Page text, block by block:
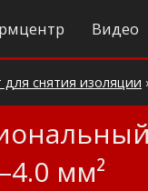
Видео
для снятия изоляции
мм²